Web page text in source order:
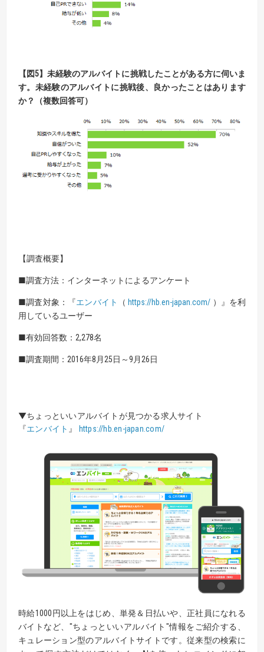
【図5】未経験のアルバイトに挑戦したことがある方に伺いま
す。未経験のアルバイトに挑戦後、良かったことはあります
か？（複数回答可）
【調査概要】
■調査方法：インターネットによるアンケート
■調査対象：『エンバイト （ https://hb.en-japan.com/ ）』を利
用しているユーザー
■有効回答数：2,278名
■調査期間：2016年8月25日～9月26日
▼ちょっといいアルバイトが見つかる求人サイト
『エンバイト 』 https://hb.en-japan.com/
時給1000円以上をはじめ、単発＆日払いや、正社員になれる
バイトなど、"ちょっといいアルバイト"情報をご紹介する、
キュレーション型のアルバイトサイトです。従来型の検索に